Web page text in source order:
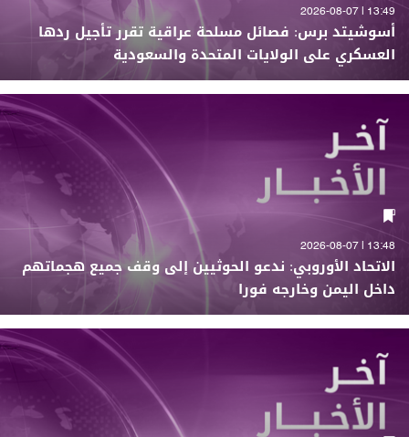
13:49 | 2026-08-07
أسوشيتد برس: فصائل مسلحة عراقية تقرر تأجيل ردها
العسكري على الولايات المتحدة والسعودية
13:48 | 2026-08-07
الاتحاد الأوروبي: ندعو الحوثيين إلى وقف جميع هجماتهم
داخل اليمن وخارجه فورا